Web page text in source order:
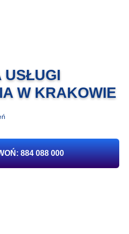
USŁUGI
W KRAKOWIE
884 088 000